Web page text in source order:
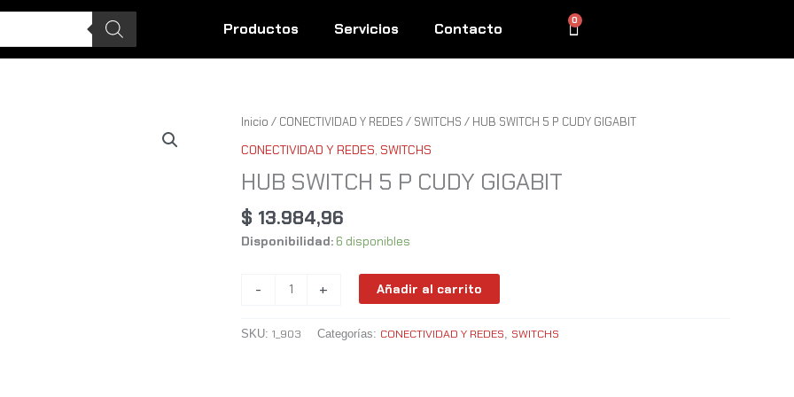
Productos Servicios Contacto 0
Cart
Inicio / CONECTIVIDAD Y REDES / SWITCHS / HUB SWITCH 5 P CUDY GIGABIT
CONECTIVIDAD Y REDES, SWITCHS
HUB SWITCH 5 P CUDY GIGABIT
$ 13.984,96
Disponibilidad: 6 disponibles
-
HUB
P
GIGABIT
cantidad
+ Añadir al carrito
SKU: 1_903 Categorías: CONECTIVIDAD Y REDES, SWITCHS